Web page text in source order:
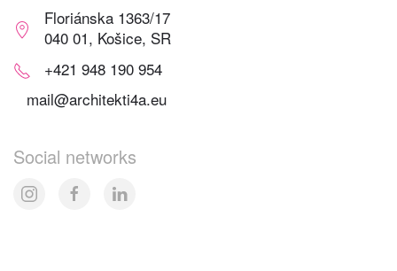
Floriánska 1363/17
040 01, Košice, SR
+421 948 190 954
mail@architekti4a.eu
Social networks